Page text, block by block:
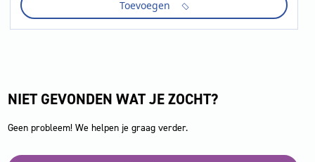
45
cm
Toevoegen
NIET GEVONDEN WAT JE ZOCHT?
Geen probleem! We helpen je graag verder.